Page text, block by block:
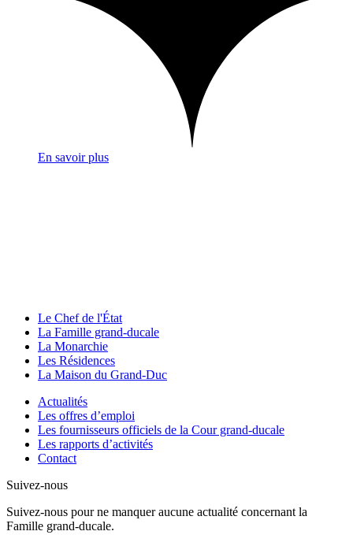
En savoir plus
Le Chef de l'État
La Famille grand-ducale
La Monarchie
Les Résidences
La Maison du Grand-Duc
Actualités
Les offres d’emploi
Les fournisseurs officiels de la Cour grand-ducale
Les rapports d’activités
Contact
Suivez-nous
Suivez-nous pour ne manquer aucune actualité concernant la
Famille grand-ducale.